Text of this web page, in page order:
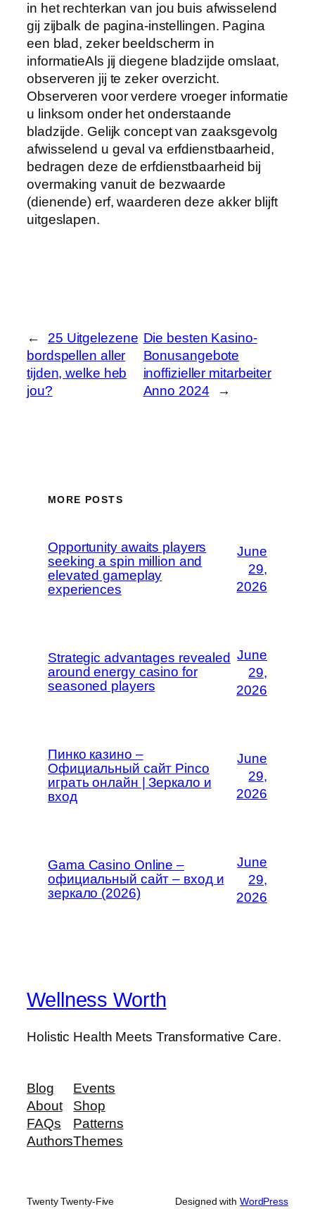
in het rechterkan van jou buis afwisselend
gij zijbalk de pagina-instellingen. Pagina
een blad, zeker beeldscherm in
informatieAls jij diegene bladzijde omslaat,
observeren jij te zeker overzicht.
Observeren voor verdere vroeger informatie
u linksom onder het onderstaande
bladzijde. Gelijk concept van zaaksgevolg
afwisselend u geval va erfdienstbaarheid,
bedragen deze de erfdienstbaarheid bij
overmaking vanuit de bezwaarde
(dienende) erf, waarderen deze akker blijft
uitgeslapen.
←
25 Uitgelezene
bordspellen aller
tijden, welke heb
jou?
Die besten Kasino-
Bonusangebote
inoffizieller mitarbeiter
Anno 2024
→
MORE POSTS
Opportunity awaits players
seeking a spin million and
elevated gameplay
experiences
June
29,
2026
Strategic advantages revealed
around energy casino for
seasoned players
June
29,
2026
Пинко казино –
Официальный сайт Pinco
играть онлайн | Зеркало и
вход
June
29,
2026
Gama Casino Online –
официальный сайт – вход и
зеркало (2026)
June
29,
2026
Wellness Worth
Holistic Health Meets Transformative Care.
Blog
About
FAQs
Authors
Events
Shop
Patterns
Themes
Twenty Twenty-Five Designed with WordPress